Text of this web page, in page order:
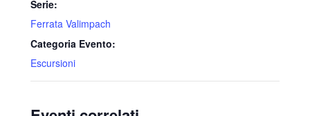
Serie:
Ferrata Valimpach
Categoria Evento:
Escursioni